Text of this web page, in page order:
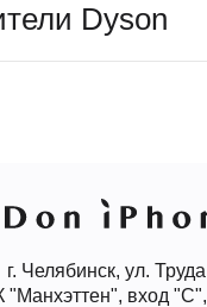
Dyson
г. Челябинск, ул.
"Манхэттен", вход